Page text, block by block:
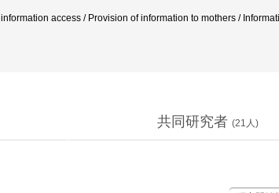
access / Provision of information to mothers /
共同研究者 (21 人)